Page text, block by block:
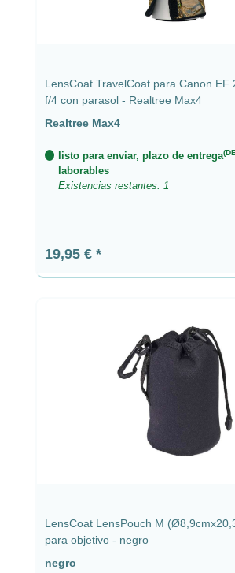
LensCoat TravelCoat para Canon EF
f/4 con parasol - Realtree Max4
Realtree Max4
listo para enviar, plazo de entrega
laborables
Existencias restantes: 1
Precio normal:
19,95 €
LensCoat LensPouch M
para objetivo - negro
negro